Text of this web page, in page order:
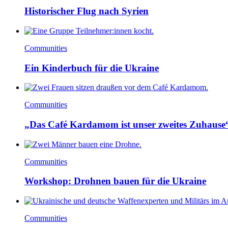
Historischer Flug nach Syrien
Communities
Ein Kinderbuch für die Ukraine
Communities
„Das Café Kardamom ist unser zweites
Communities
Workshop: Drohnen bauen für die Ukraine
Communities